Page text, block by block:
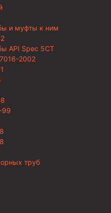
и муфты к ним
API Spec 5CT
2002
99
труб